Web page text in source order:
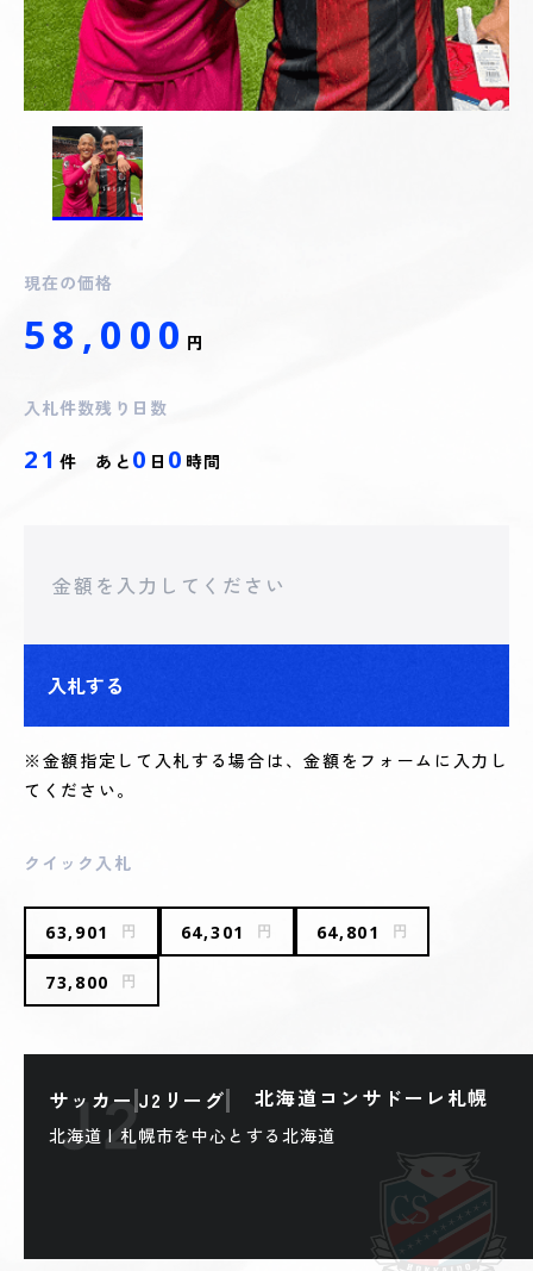
現在の価格
58,000 円
入札件数
21 件
残り日数
あと 0 日 0 時間
入札する
※金額指定して入札する場合は、金額をフォームに入力し
てください。
クイック入札
63,901 円 64,301 円 64,801 円
73,800 円
サッカー J2リーグ 北海道コンサドーレ札幌
北海道 | 札幌市を中心とする北海道